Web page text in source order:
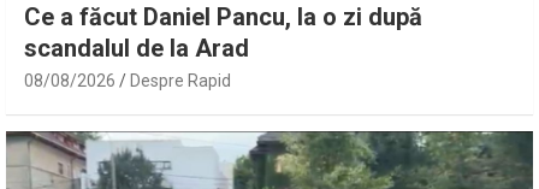
Ce a făcut Daniel Pancu, la o zi după
scandalul de la Arad
08/08/2026 Despre Rapid